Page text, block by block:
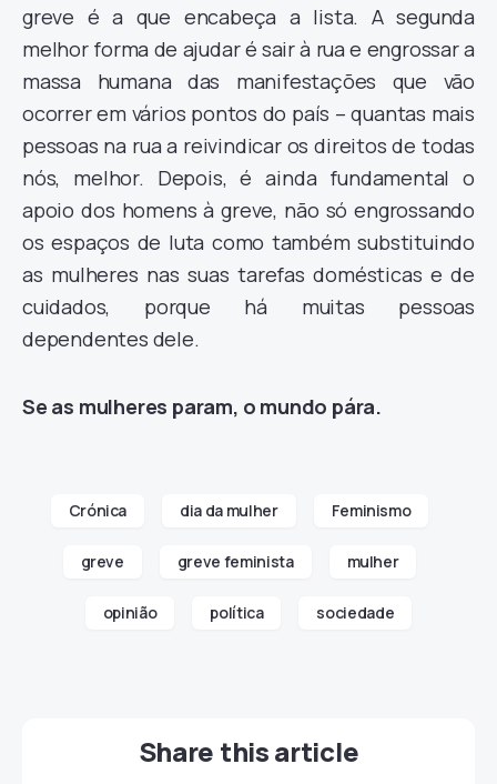
greve é a que encabeça a lista. A segunda
melhor forma de ajudar é sair à rua e engrossar a
massa humana das manifestações que vão
ocorrer em vários pontos do país – quantas mais
pessoas na rua a reivindicar os direitos de todas
nós, melhor. Depois, é ainda fundamental o
apoio dos homens à greve, não só engrossando
os espaços de luta como também substituindo
as mulheres nas suas tarefas domésticas e de
cuidados, porque há muitas pessoas
dependentes dele.
Se as mulheres param, o mundo pára.
Crónica dia da mulher Feminismo
greve greve feminista mulher
opinião política sociedade
Share this article